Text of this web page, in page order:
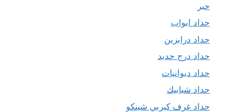
حبر
حداد ابواب
حداد درابزين
حداد درج حديد
حداد ديوانيات
حداد شبابيك
حداد غرف كيربي شينكو